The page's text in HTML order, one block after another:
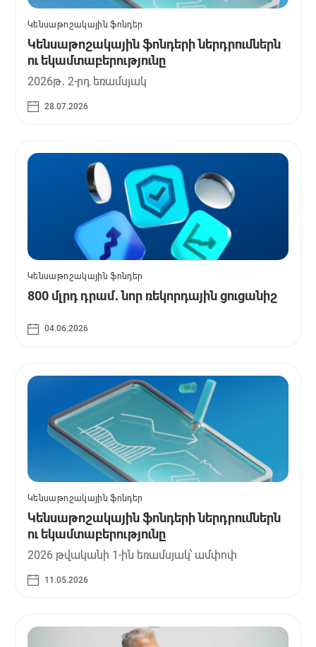
Կենսաթոշակային ֆոնդեր
Կենսաթոշակային ֆոնդերի ներդրումներն
ու եկամտաբերությունը
2026թ․ 2-րդ եռամսյակ
28.07.2026
Կենսաթոշակային ֆոնդեր
800 մլրդ դրամ․ նոր ռեկորդային ցուցանիշ
04.06.2026
Կենսաթոշակային ֆոնդեր
Կենսաթոշակային ֆոնդերի ներդրումներն
ու եկամտաբերությունը
2026 թվականի 1-ին եռամսյակ՝ ամփոփ
11.05.2026